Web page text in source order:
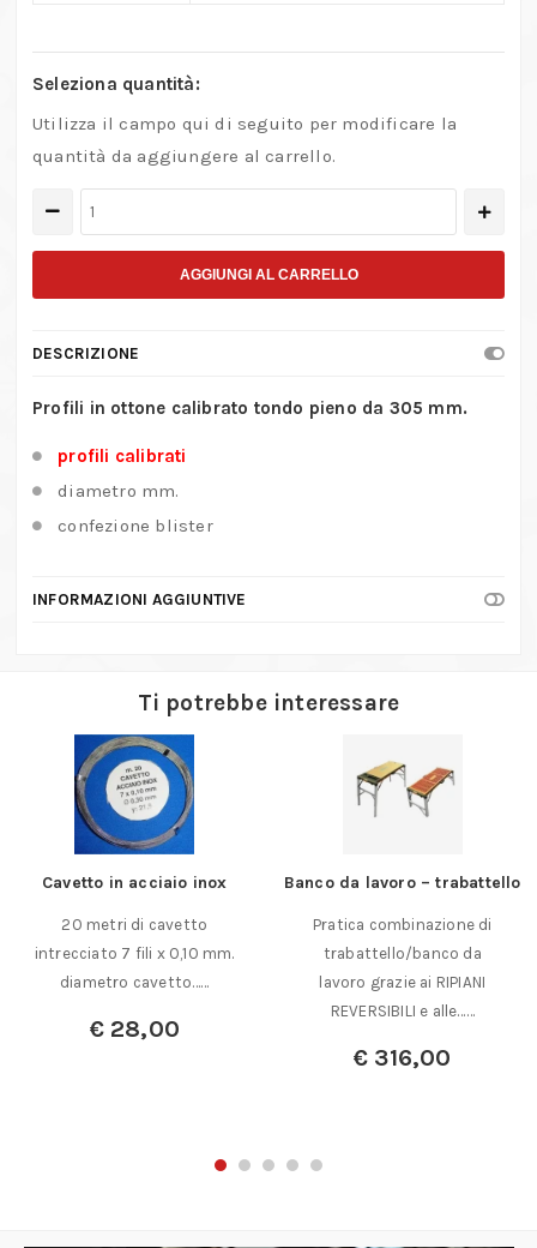
Seleziona quantità:
Utilizza il campo qui di seguito per modificare la
quantità da aggiungere al carrello.
calibrato
pieno
da
mm.
quantità
AGGIUNGI AL CARRELLO
DESCRIZIONE
Profili in ottone calibrato tondo pieno da 305 mm.
profili calibrati
diametro mm.
confezione blister
INFORMAZIONI AGGIUNTIVE
Ti potrebbe interessare
Cavetto in acciaio inox
20 metri di cavetto
intrecciato 7 fili x 0,10 mm.
diametro cavetto……
€28,00
Banco da lavoro – trabattello
Pratica combinazione di
trabattello/banco da
lavoro grazie ai RIPIANI
REVERSIBILI e alle……
€ 316,00